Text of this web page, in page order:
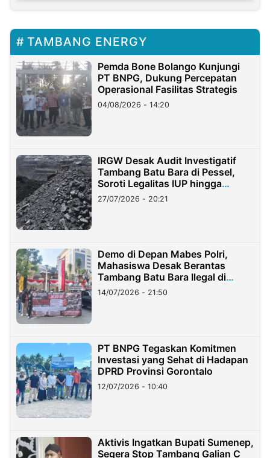
TAMBANG ENERGY
Pemda Bone Bolango Kunjungi
PT BNPG, Dukung Percepatan
Operasional Fasilitas Strategis
04/08/2026 - 14:20
IRGW Desak Audit Investigatif
Tambang Batu Bara di Pessel,
Soroti Legalitas IUP hingga
Stockpile
27/07/2026 - 20:21
Demo di Depan Mabes Polri,
Mahasiswa Desak Berantas
Tambang Batu Bara Ilegal di
Lampung
14/07/2026 - 21:50
PT BNPG Tegaskan Komitmen
Investasi yang Sehat di Hadapan
DPRD Provinsi Gorontalo
12/07/2026 - 10:40
Aktivis Ingatkan Bupati Sumenep,
Segera Stop Tambang Galian C